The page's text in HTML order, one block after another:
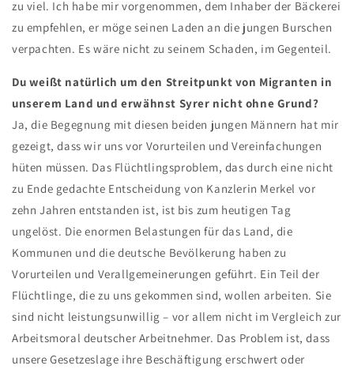
zu viel. Ich habe mir vorgenommen, dem Inhaber der Bäckerei
zu empfehlen, er möge seinen Laden an die jungen Burschen
verpachten. Es wäre nicht zu seinem Schaden, im Gegenteil.
Du weißt natürlich um den Streitpunkt von Migranten in
unserem Land und erwähnst Syrer nicht ohne Grund?
Ja, die Begegnung mit diesen beiden jungen Männern hat mir
gezeigt, dass wir uns vor Vorurteilen und Vereinfachungen
hüten müssen. Das Flüchtlingsproblem, das durch eine nicht
zu Ende gedachte Entscheidung von Kanzlerin Merkel vor
zehn Jahren entstanden ist, ist bis zum heutigen Tag
ungelöst. Die enormen Belastungen für das Land, die
Kommunen und die deutsche Bevölkerung haben zu
Vorurteilen und Verallgemeinerungen geführt. Ein Teil der
Flüchtlinge, die zu uns gekommen sind, wollen arbeiten. Sie
sind nicht leistungsunwillig – vor allem nicht im Vergleich zur
Arbeitsmoral deutscher Arbeitnehmer. Das Problem ist, dass
unsere Gesetzeslage ihre Beschäftigung erschwert oder